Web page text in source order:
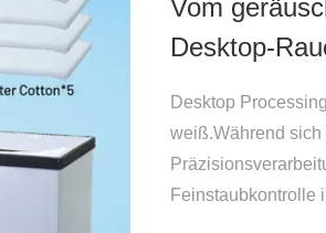
Vom
Desktop-
Desktop
weiß.Während sich
Feinstaubkontrolle